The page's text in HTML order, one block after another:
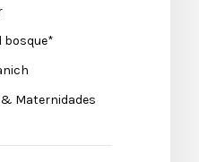
bosque*
& Maternidades